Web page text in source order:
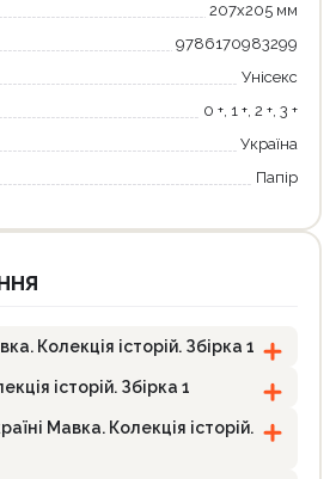
207х205 мм
9786170983299
Унісекс
0 +, 1 +, 2 +, 3 +
Україна
Папір
Колекція історій. Збірка 1
історій. Збірка 1
Мавка. Колекція історій.